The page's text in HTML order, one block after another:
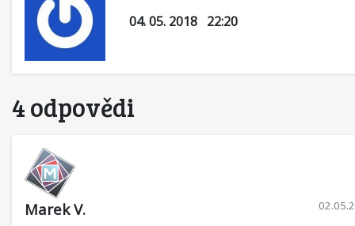
04. 05. 2018 22:20
4 odpovědi
Marek V.